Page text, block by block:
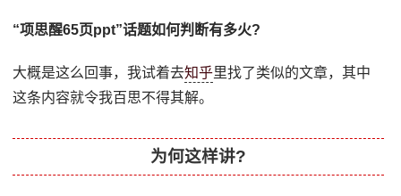
“项思醒65页ppt”话题如何判断有多火?
大概是这么回事，我试着去知乎里找了类似的文章，其中
这条内容就令我百思不得其解。
为何这样讲?